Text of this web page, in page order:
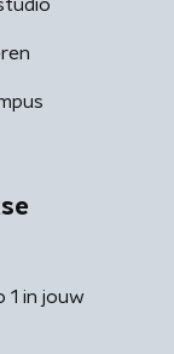
1 in jouw